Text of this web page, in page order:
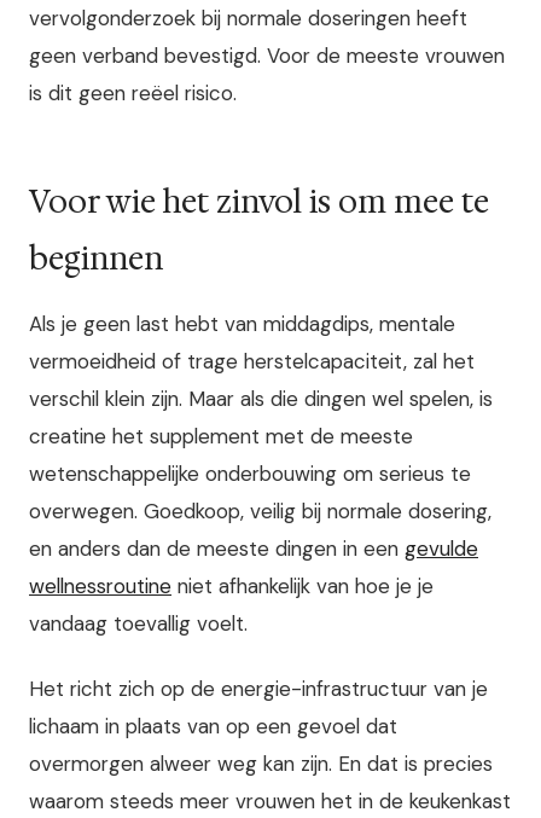
vervolgonderzoek bij normale doseringen heeft
geen verband bevestigd. Voor de meeste vrouwen
is dit geen reëel risico.
Voor wie het zinvol is om mee te
beginnen
Als je geen last hebt van middagdips, mentale
vermoeidheid of trage herstelcapaciteit, zal het
verschil klein zijn. Maar als die dingen wel spelen, is
creatine het supplement met de meeste
wetenschappelijke onderbouwing om serieus te
overwegen. Goedkoop, veilig bij normale dosering,
en anders dan de meeste dingen in een gevulde
wellnessroutine niet afhankelijk van hoe je je
vandaag toevallig voelt.
Het richt zich op de energie-infrastructuur van je
lichaam in plaats van op een gevoel dat
overmorgen alweer weg kan zijn. En dat is precies
waarom steeds meer vrouwen het in de keukenkast